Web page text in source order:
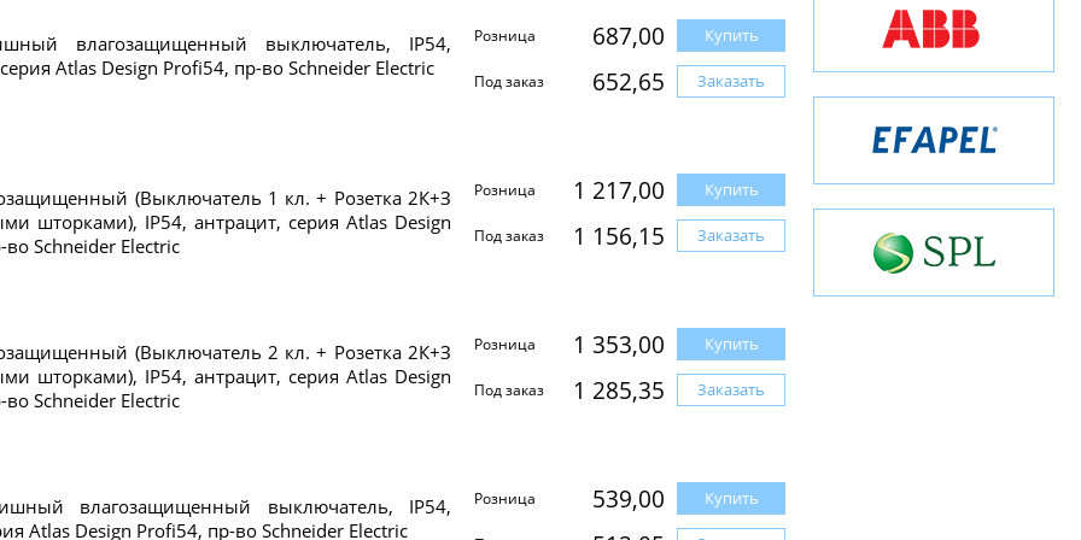
влагозащищенный выключатель, IP54,
Atlas Design Profi54, пр-во Schneider Electric
Розница 687,00 Купить
Под заказ 652,65 Заказать
(Выключатель 1 кл. + Розетка 2К+З
шторками), IP54, антрацит, серия Atlas Design
Schneider Electric
Розница 1 217,00 Купить
Под заказ 1 156,15 Заказать
(Выключатель 2 кл. + Розетка 2К+З
шторками), IP54, антрацит, серия Atlas Design
Schneider Electric
Розница 1 353,00 Купить
Под заказ 1 285,35 Заказать
влагозащищенный выключатель, IP54,
Atlas Design Profi54, пр-во Schneider Electric
Розница 539,00 Купить